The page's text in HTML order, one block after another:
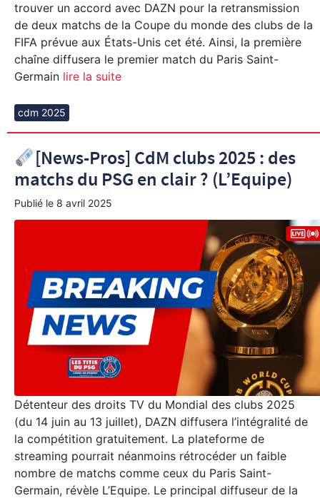
trouver un accord avec DAZN pour la retransmission
de deux matchs de la Coupe du monde des clubs de la
FIFA prévue aux États-Unis cet été. Ainsi, la première
chaîne diffusera le premier match du Paris Saint-
Germain lire la suite
cdm 2025
[News-Pros] CdM clubs 2025 : des
matchs du PSG en clair ? (L’Equipe)
Publié le 8 avril 2025
Détenteur des droits TV du Mondial des clubs 2025
(du 14 juin au 13 juillet), DAZN diffusera l’intégralité de
la compétition gratuitement. La plateforme de
streaming pourrait néanmoins rétrocéder un faible
nombre de matchs comme ceux du Paris Saint-
Germain, révèle L’Equipe. Le principal diffuseur de la